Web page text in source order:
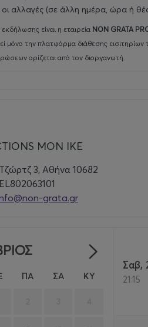
οι αλλαγές (σε άλλη ημέρα, ώρα ή
είναι η εταιρεία NON GRATA
μόνο την πλατφόρμα διάθεσης
ορίζεται από τον διοργανωτή.
MON IKE
Τζώρτζ 3, Αθήνα 10682
EL802063101
grata.gr
ΠΑ ΣΑ ΚΥ 21:15